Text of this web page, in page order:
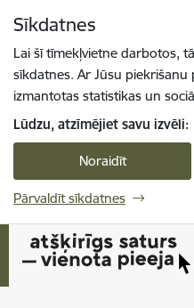
Sīkdatnes
Lai šī tīmekļvietne darbotos,
sīkdatnes. Ar Jūsu
izmantotas statistikas un
Lūdzu, atzīmējiet savu izvēli:
Noraidīt
Pārvaldīt sīkdatnes